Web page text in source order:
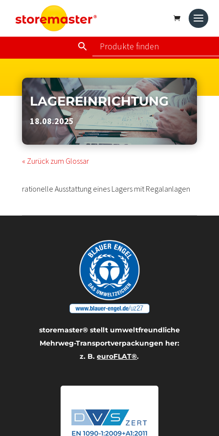
LAGEREINRICHTUNG
18.08.2025
« Zurück zum Glossar
rationelle Ausstattung eines Lagers mit Regalanlagen
storemaster® stellt umwelt­freundliche
Mehrweg-Transport­verpackungen her:
z. B.euroFLAT®.